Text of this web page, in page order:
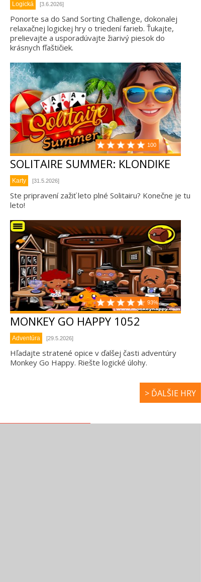
Logická [3.6.2026]
Ponorte sa do Sand Sorting Challenge, dokonalej
relaxačnej logickej hry o triedení farieb. Ťukajte,
prelievajte a usporadúvajte žiarivý piesok do
krásnych fľaštičiek.
100
SOLITAIRE SUMMER: KLONDIKE
Karty [31.5.2026]
Ste pripravení zažiť leto plné Solitairu? Konečne je tu
leto!
93%
MONKEY GO HAPPY 1052
Adventúra [29.5.2026]
Hľadajte stratené opice v ďalšej časti adventúry
Monkey Go Happy. Riešte logické úlohy.
> ĎALŠIE HRY